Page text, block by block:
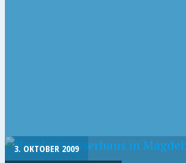
3. OKTOBER 2009